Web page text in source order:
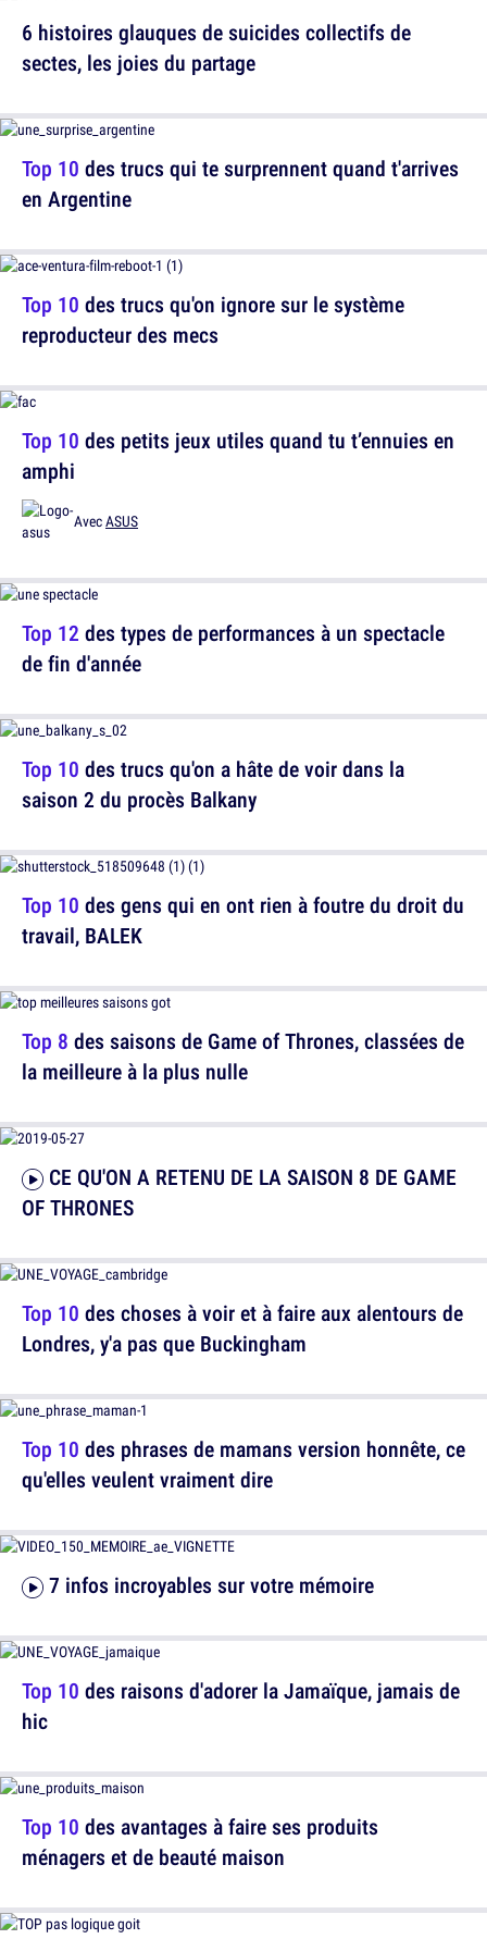
Top 10 des trucs qui te surprennent quand t'arrives
en Argentine
Top 10 des petits jeux utiles quand tu t’ennuies en
amphi
AvecASUS
Top 10 des trucs qu'on a hâte de voir dans la
saison 2 du procès Balkany
Top 8 des saisons de Game of Thrones, classées de
la meilleure à la plus nulle
Top 10 des choses à voir et à faire aux alentours de
Londres, y'a pas que Buckingham
7 infos incroyables sur votre mémoire
Top 10 des avantages à faire ses produits
ménagers et de beauté maison
6 histoires glauques de suicides collectifs de
sectes, les joies du partage
Top 10 des trucs qu'on ignore sur le système
reproducteur des mecs
Top 12 des types de performances à un spectacle
de fin d'année
Top 10 des gens qui en ont rien à foutre du droit du
travail, BALEK
OF THRONES
Top 10 des phrases de mamans version honnête, ce
qu'elles veulent vraiment dire
Top 10 des raisons d'adorer la Jamaïque, jamais de
hic